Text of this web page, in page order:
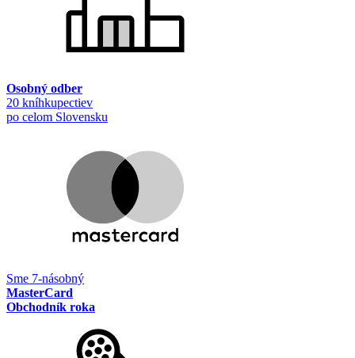
Osobný odber
20 kníhkupectiev
po celom Slovensku
Sme 7-násobný
MasterCard
Obchodník roka